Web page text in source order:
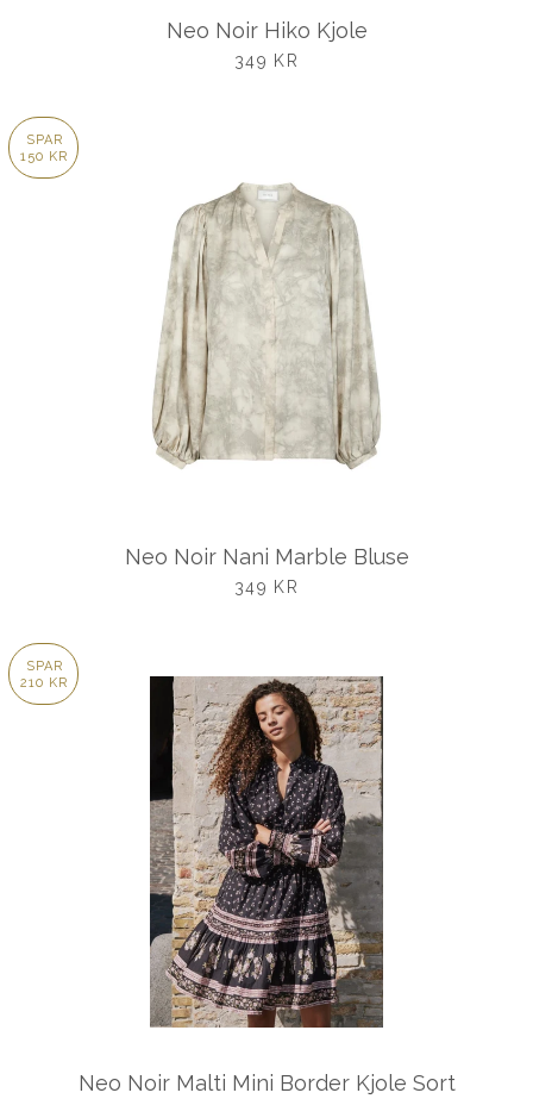
Neo Noir Hiko Kjole
UDSALGSPRIS
349 KR
SPAR
150 KR
Neo Noir Nani Marble Bluse
UDSALGSPRIS
349 KR
SPAR
210 KR
Neo Noir Malti Mini Border Kjole Sort